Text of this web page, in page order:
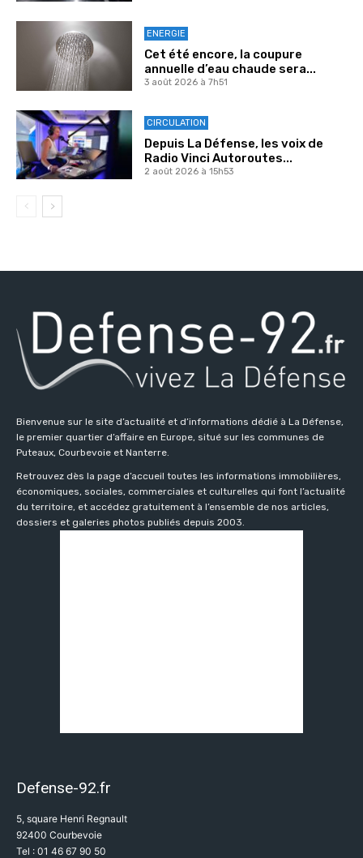
ENERGIE
Cet été encore, la coupure
annuelle d’eau chaude sera...
3 août 2026 à 7h51
CIRCULATION
Depuis La Défense, les voix de
Radio Vinci Autoroutes...
2 août 2026 à 15h53
Bienvenue sur le site d’actualité et d’informations dédié à La Défense,
le premier quartier d’affaire en Europe, situé sur les communes de
Puteaux, Courbevoie et Nanterre.
Retrouvez dès la page d’accueil toutes les informations immobilières,
économiques, sociales, commerciales et culturelles qui font l’actualité
du territoire, et accédez gratuitement à l’ensemble de nos articles,
dossiers et galeries photos publiés depuis 2003.
Defense-92.fr
5, square Henri Regnault
92400 Courbevoie
Tel : 01 46 67 90 50